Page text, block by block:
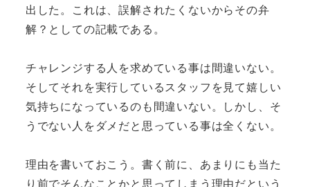
出した。これは、誤解されたくないからその弁
解？としての記載である。
チャレンジする人を求めている事は間違いない。
そしてそれを実行しているスタッフを見て嬉しい
気持ちになっているのも間違いない。しかし、そ
うでない人をダメだと思っている事は全くない。
理由を書いておこう。書く前に、あまりにも当た
り前でそんなことかと思ってしまう理由だという